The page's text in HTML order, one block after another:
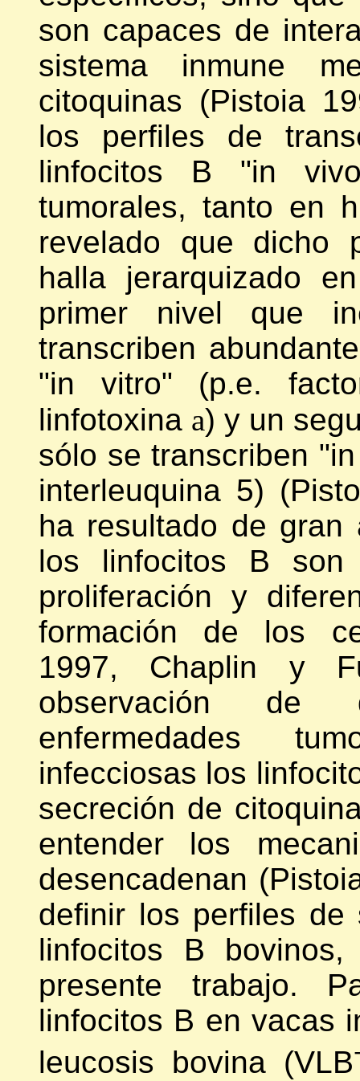
son capaces de
sistema inmune
citoquinas (Pistoia
los perfiles de
linfocitos B "in
tumorales, tanto en
revelado que dicho
halla jerarquizado
primer nivel que
transcriben
"in vitro" (p.e.
linfotoxina a) y un
sólo se transcriben
interleuquina 5)
ha resultado de gran
los linfocitos B son
proliferación y
formación de los
1997, Chaplin y
observación de
enfermedades
infecciosas los
secreción de
entender los
desencadenan
definir los perfiles de
linfocitos B
presente trabajo.
linfocitos B en vacas
leucosis bovina (VLB